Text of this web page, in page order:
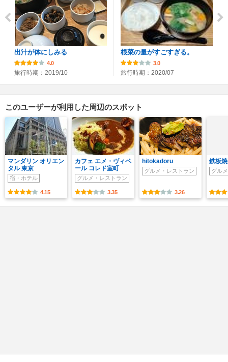
出汁が体にしみる
4.0
旅行時期：2019/10
根菜の量がすごすぎる。
3.0
旅行時期：2020/07
このユーザーが利用した周辺のスポット
マンダリン オリエン
タル 東京
宿・ホテル
4.15
カフェ エメ・ヴィベ
ール コレド室町
グルメ・レストラン
3.35
hitokadoru
グルメ・レストラン
3.26
鉄板
グル